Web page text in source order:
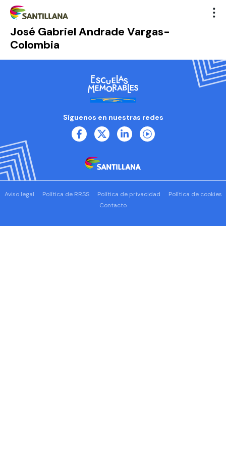
José Gabriel Andrade Vargas-
Colombia
Síguenos en nuestras redes
Aviso legal Política de RRSS Política de privacidad
Política de cookies
Contacto